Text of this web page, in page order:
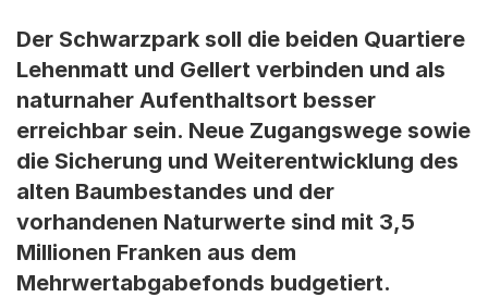
Der Schwarzpark soll die beiden Quartiere
Lehenmatt und Gellert verbinden und als
naturnaher Aufenthaltsort besser
erreichbar sein. Neue Zugangswege sowie
die Sicherung und Weiterentwicklung des
alten Baumbestandes und der
vorhandenen Naturwerte sind mit 3,5
Millionen Franken aus dem
Mehrwertabgabefonds budgetiert.